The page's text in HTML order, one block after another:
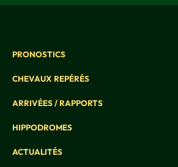
PRONOSTICS
CHEVAUX REPÉRÉS
ARRIVÉES / RAPPORTS
HIPPODROMES
ACTUALITÉS